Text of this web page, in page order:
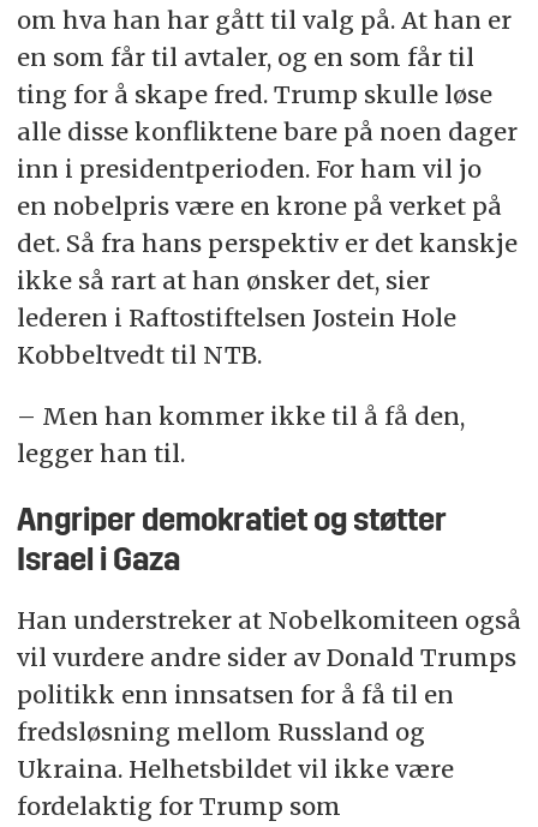
om hva han har gått til valg på. At han er
en som får til avtaler, og en som får til
ting for å skape fred. Trump skulle løse
alle disse konfliktene bare på noen dager
inn i presidentperioden. For ham vil jo
en nobelpris være en krone på verket på
det. Så fra hans perspektiv er det kanskje
ikke så rart at han ønsker det, sier
lederen i Raftostiftelsen Jostein Hole
Kobbeltvedt til NTB.
– Men han kommer ikke til å få den,
legger han til.
Angriper demokratiet og støtter
Israel i Gaza
Han understreker at Nobelkomiteen også
vil vurdere andre sider av Donald Trumps
politikk enn innsatsen for å få til en
fredsløsning mellom Russland og
Ukraina. Helhetsbildet vil ikke være
fordelaktig for Trump som